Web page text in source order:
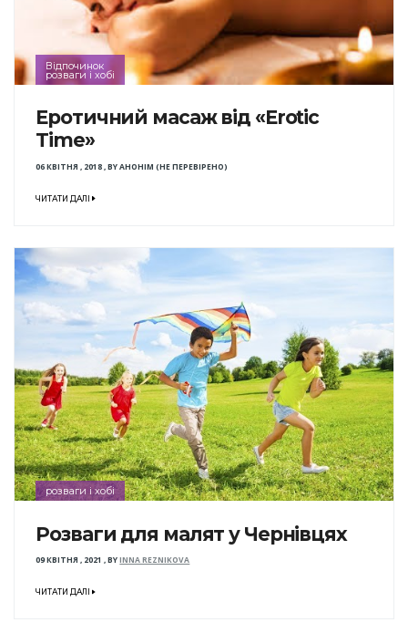
Відпочинок
розваги і хобі
Еротичний масаж від «Erotic
Time»
06 КВІТНЯ , 2018,BYАНОНІМ (НЕ ПЕРЕВІРЕНО)
ЧИТАТИ ДАЛІ
розваги і хобі
Розваги для малят у Чернівцях
09 КВІТНЯ , 2021 ,BYINNA REZNIKOVA
ЧИТАТИ ДАЛІ